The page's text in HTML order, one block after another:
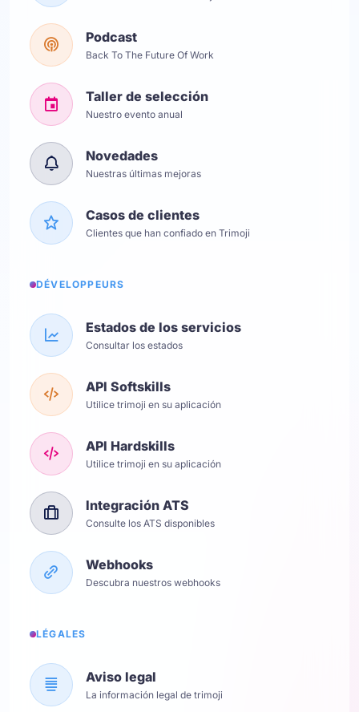
Podcast
Back To The Future Of Work
Taller de selección
Nuestro evento anual
Novedades
Nuestras últimas mejoras
Casos de clientes
Clientes que han confiado en Trimoji
DÉVELOPPEURS
Estados de los servicios
Consultar los estados
API Softskills
Utilice trimoji en su aplicación
API Hardskills
Utilice trimoji en su aplicación
Integración ATS
Consulte los ATS disponibles
Webhooks
Descubra nuestros webhooks
LÉGALES
Aviso legal
La información legal de trimoji